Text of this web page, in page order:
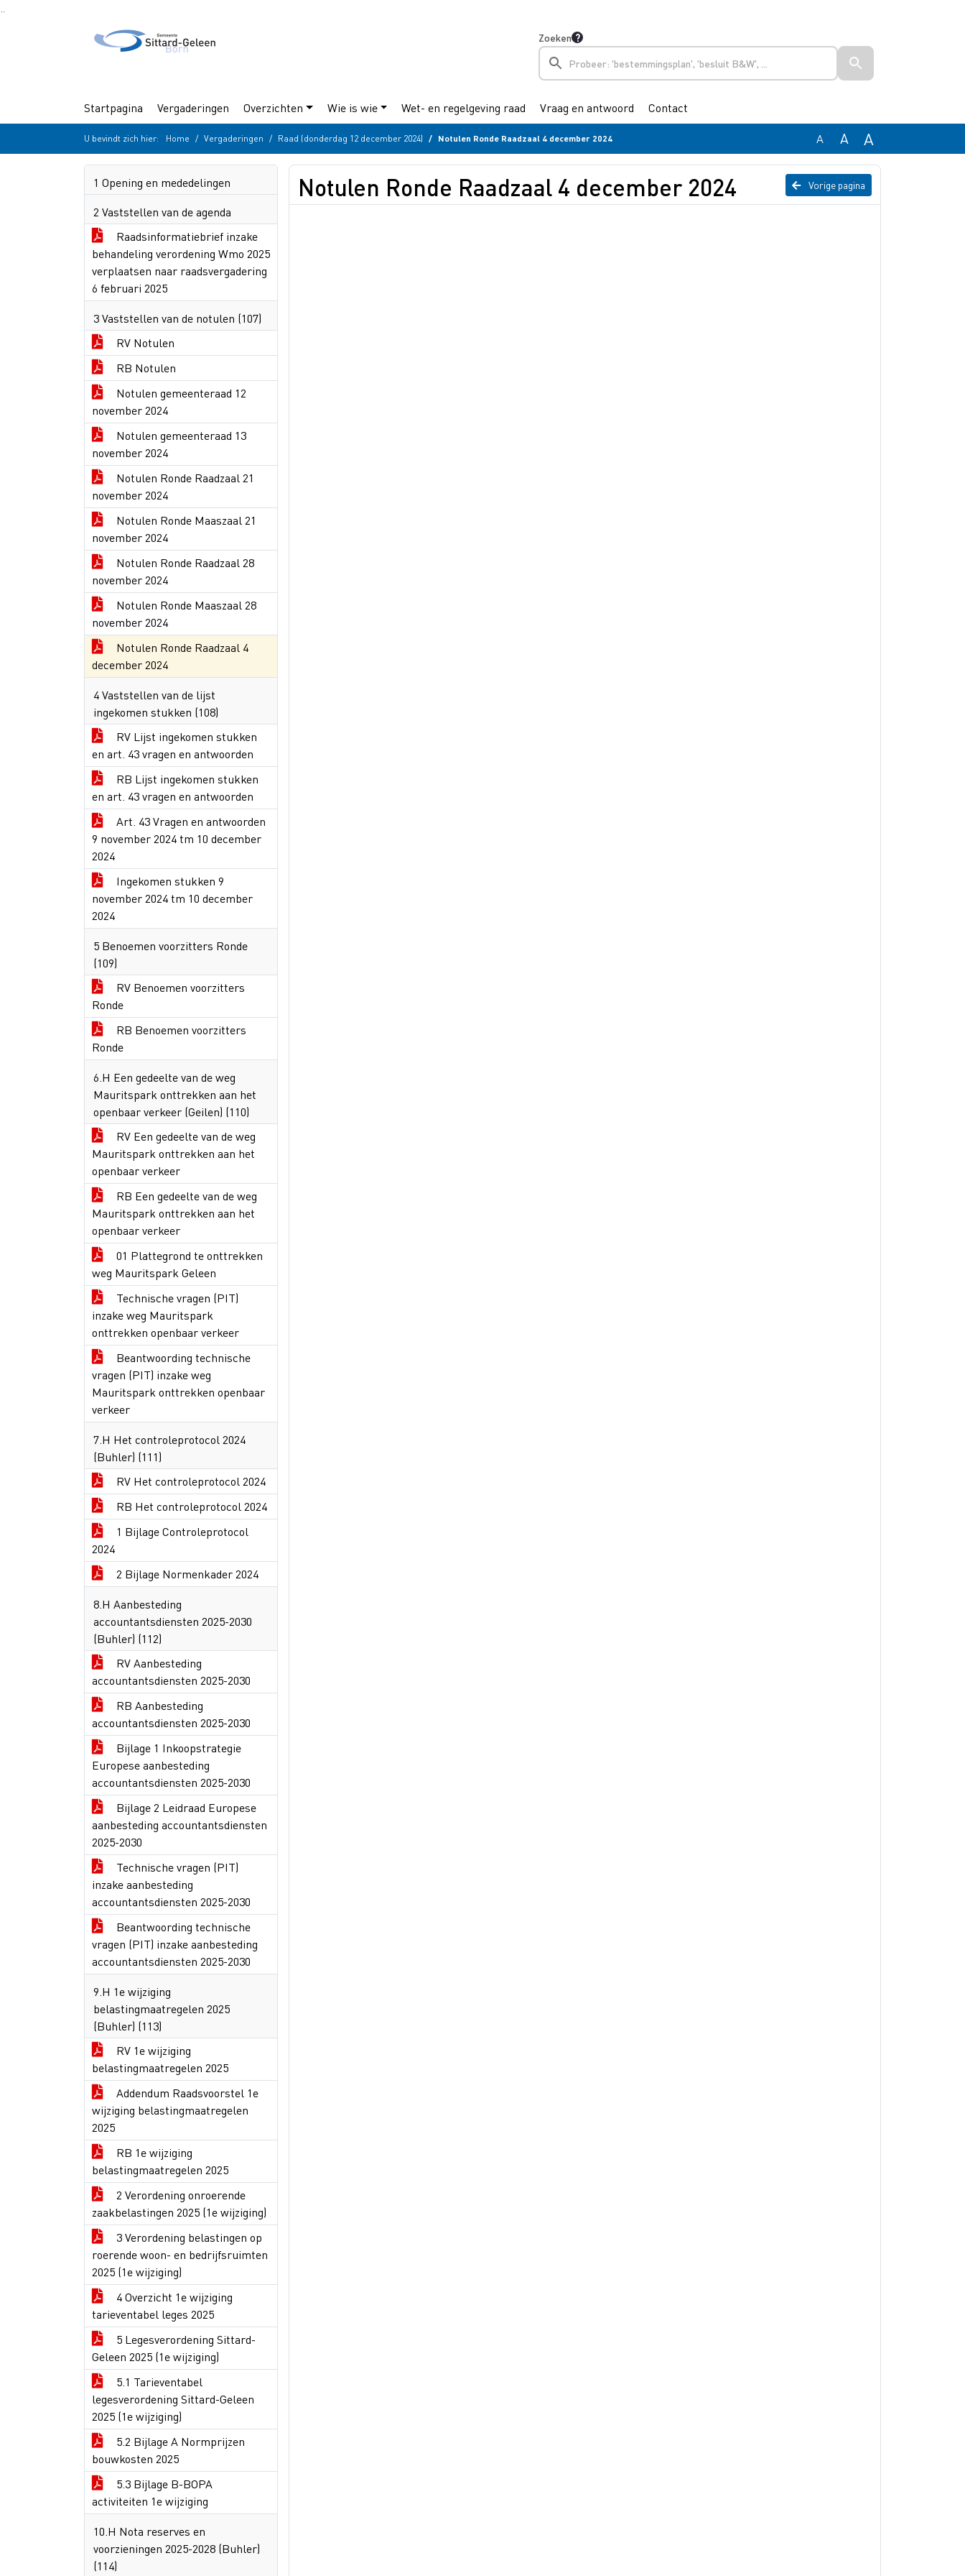
Zoeken
Startpagina Vergaderingen Overzichten Wie is wie Wet- en regelgeving raad Vraag en antwoord Contact
U bevindt zich hier: Home Vergaderingen Raad (donderdag 12 december 2024) Notulen Ronde Raadzaal 4 december 2024 A A A
1 Opening en mededelingen
2 Vaststellen van de agenda
Raadsinformatiebrief inzake
behandeling verordening Wmo 2025
verplaatsen naar raadsvergadering
6 februari 2025
3 Vaststellen van de notulen (107)
RV Notulen
RB Notulen
Notulen gemeenteraad 12
november 2024
Notulen gemeenteraad 13
november 2024
Notulen Ronde Raadzaal 21
november 2024
Notulen Ronde Maaszaal 21
november 2024
Notulen Ronde Raadzaal 28
november 2024
Notulen Ronde Maaszaal 28
november 2024
Notulen Ronde Raadzaal 4
december 2024
4 Vaststellen van de lijst
ingekomen stukken (108)
RV Lijst ingekomen stukken
en art. 43 vragen en antwoorden
RB Lijst ingekomen stukken
en art. 43 vragen en antwoorden
Art. 43 Vragen en antwoorden
9 november 2024 tm 10 december
2024
Ingekomen stukken 9
november 2024 tm 10 december
2024
5 Benoemen voorzitters Ronde
(109)
RV Benoemen voorzitters
Ronde
RB Benoemen voorzitters
Ronde
6.H Een gedeelte van de weg
Mauritspark onttrekken aan het
openbaar verkeer (Geilen) (110)
RV Een gedeelte van de weg
Mauritspark onttrekken aan het
openbaar verkeer
RB Een gedeelte van de weg
Mauritspark onttrekken aan het
openbaar verkeer
01 Plattegrond te onttrekken
weg Mauritspark Geleen
Technische vragen (PIT)
inzake weg Mauritspark
onttrekken openbaar verkeer
Beantwoording technische
vragen (PIT) inzake weg
Mauritspark onttrekken openbaar
verkeer
7.H Het controleprotocol 2024
(Buhler) (111)
RV Het controleprotocol 2024
RB Het controleprotocol 2024
1 Bijlage Controleprotocol
2024
2 Bijlage Normenkader 2024
8.H Aanbesteding
accountantsdiensten 2025-2030
(Buhler) (112)
RV Aanbesteding
accountantsdiensten 2025-2030
RB Aanbesteding
accountantsdiensten 2025-2030
Bijlage 1 Inkoopstrategie
Europese aanbesteding
accountantsdiensten 2025-2030
Bijlage 2 Leidraad Europese
aanbesteding accountantsdiensten
2025-2030
Technische vragen (PIT)
inzake aanbesteding
accountantsdiensten 2025-2030
Beantwoording technische
vragen (PIT) inzake aanbesteding
accountantsdiensten 2025-2030
9.H 1e wijziging
belastingmaatregelen 2025
(Buhler) (113)
RV 1e wijziging
belastingmaatregelen 2025
Addendum Raadsvoorstel 1e
wijziging belastingmaatregelen
2025
RB 1e wijziging
belastingmaatregelen 2025
2 Verordening onroerende
zaakbelastingen 2025 (1e wijziging)
3 Verordening belastingen op
roerende woon- en bedrijfsruimten
2025 (1e wijziging)
4 Overzicht 1e wijziging
tarieventabel leges 2025
5 Legesverordening Sittard-
Geleen 2025 (1e wijziging)
5.1 Tarieventabel
legesverordening Sittard-Geleen
2025 (1e wijziging)
5.2 Bijlage A Normprijzen
bouwkosten 2025
5.3 Bijlage B-BOPA
activiteiten 1e wijziging
10.H Nota reserves en
voorzieningen 2025-2028 (Buhler)
(114)
Vorige pagina
Notulen Ronde Raadzaal 4 december 2024